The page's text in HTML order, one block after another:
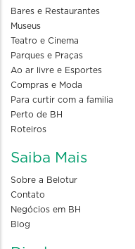
Bares e Restaurantes
Museus
Teatro e Cinema
Parques e Praças
Ao ar livre e Esportes
Compras e Moda
Para curtir com a familia
Perto de BH
Roteiros
Saiba Mais
Sobre a Belotur
Contato
Negócios em BH
Blog